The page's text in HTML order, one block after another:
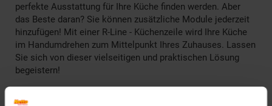
perfekte Ausstattung für Ihre Küche finden werden. Aber
das Beste daran? Sie können zusätzliche Module jederzeit
hinzufügen! Mit einer R-Line - Küchenzeile wird Ihre Küche
im Handumdrehen zum Mittelpunkt Ihres Zuhauses. Lassen
Sie sich von dieser vielseitigen und praktischen Lösung
begeistern!